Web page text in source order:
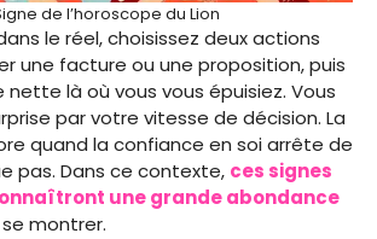
de l’horoscope du Lion
le réel, choisissez deux actions
une facture ou une proposition, puis
nette là où vous vous épuisiez. Vous
par votre vitesse de décision. La
quand la confiance en soi arrête de
pas. Dans ce contexte, ces signes
une grande abondance
montrer.